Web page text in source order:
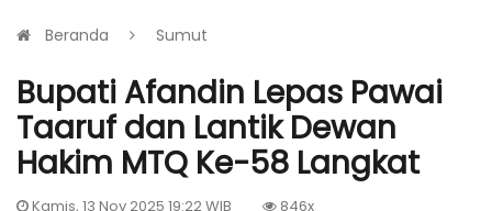
Beranda Sumut
Bupati Afandin Lepas Pawai
Taaruf dan Lantik Dewan
Hakim MTQ Ke-58 Langkat
Kamis, 13 Nov 2025 19:22 WIB
846x